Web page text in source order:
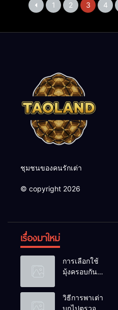
1 2 3 4
ชุมชนของคนรักเต่า
© copyright 2026
เรื่องมาใหม่
การเลือกใช้
มุ้งครอบกัน
วางไข่ในคอก
เต่า
วิธีการพาเต่า
บกไปตรวจ